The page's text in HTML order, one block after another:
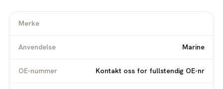
Merke
Anvendelse Marine
OE-nummer Kontakt oss for fullstendig OE-nr